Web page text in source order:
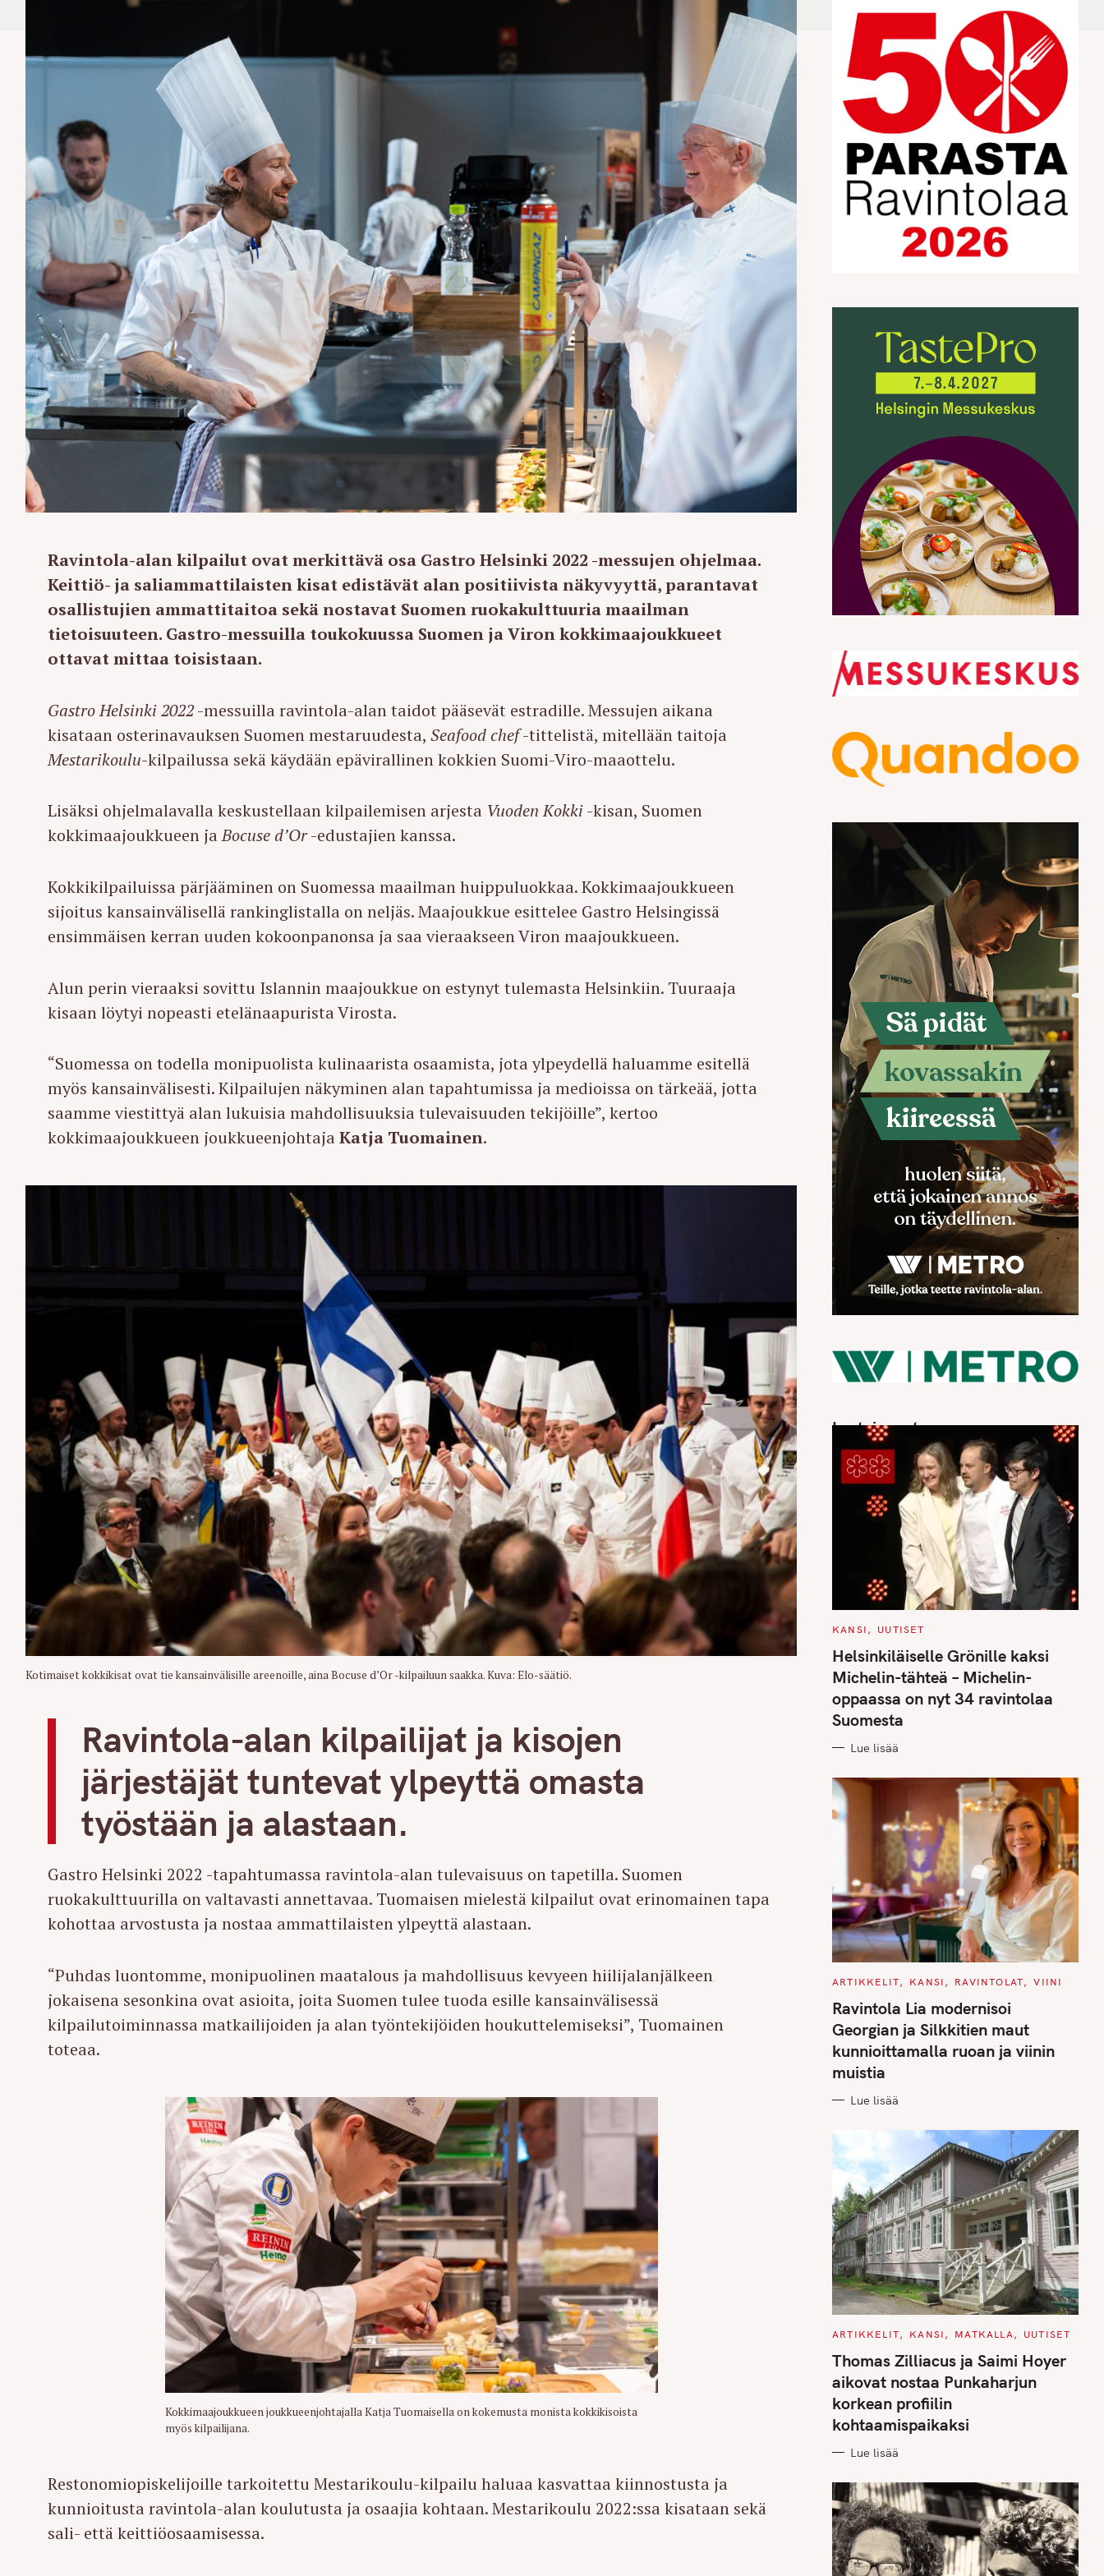
Ravintola-alan kilpailut ovat merkittävä osa Gastro Helsinki 2022 -messujen ohjelmaa.
Keittiö- ja saliammattilaisten kisat edistävät alan positiivista näkyvyyttä, parantavat
osallistujien ammattitaitoa sekä nostavat Suomen ruokakulttuuria maailman
tietoisuuteen. Gastro-messuilla toukokuussa Suomen ja Viron kokkimaajoukkueet
ottavat mittaa toisistaan.
Gastro Helsinki 2022-messuilla ravintola-alan taidot pääsevät estradille. Messujen aikana
kisataan osterinavauksen Suomen mestaruudesta,Seafood chef-tittelistä, mitellään taitoja
Mestarikoulu-kilpailussa sekä käydään epävirallinen kokkien Suomi-Viro-maaottelu.
Lisäksi ohjelmalavalla keskustellaan kilpailemisen arjesta Vuoden Kokki-kisan, Suomen
kokkimaajoukkueen jaBocuse d’Or-edustajien kanssa.
Kokkikilpailuissa pärjääminen on Suomessa maailman huippuluokkaa. Kokkimaajoukkueen
sijoitus kansainvälisellä rankinglistalla on neljäs. Maajoukkue esittelee Gastro Helsingissä
ensimmäisen kerran uuden kokoonpanonsa ja saa vieraakseen Viron maajoukkueen.
Alun perin vieraaksi sovittu Islannin maajoukkue on estynyt tulemasta Helsinkiin. Tuuraaja
kisaan löytyi nopeasti etelänaapurista Virosta.
“Suomessa on todella monipuolista kulinaarista osaamista, jota ylpeydellä haluamme esitellä
myös kansainvälisesti. Kilpailujen näkyminen alan tapahtumissa ja medioissa on tärkeää, jotta
saamme viestittyä alan lukuisia mahdollisuuksia tulevaisuuden tekijöille”, kertoo
kokkimaajoukkueen joukkueenjohtajaKatja Tuomainen.
Kotimaiset kokkikisat ovat tie kansainvälisille areenoille, aina Bocuse d’Or -kilpailuun saakka. Kuva: Elo-säätiö.
Ravintola-alan kilpailijat ja kisojen
järjestäjät tuntevat ylpeyttä omasta
työstään ja alastaan.
Gastro Helsinki 2022 -tapahtumassa ravintola-alan tulevaisuus on tapetilla. Suomen
ruokakulttuurilla on valtavasti annettavaa. Tuomaisen mielestä kilpailut ovat erinomainen tapa
kohottaa arvostusta ja nostaa ammattilaisten ylpeyttä alastaan.
“Puhdas luontomme, monipuolinen maatalous ja mahdollisuus kevyeen hiilijalanjälkeen
jokaisena sesonkina ovat asioita, joita Suomen tulee tuoda esille kansainvälisessä
kilpailutoiminnassa matkailijoiden ja alan työntekijöiden houkuttelemiseksi”, Tuomainen
toteaa.
Kokkimaajoukkueen joukkueenjohtajalla Katja Tuomaisella on kokemusta monista kokkikisoista
myös kilpailijana.
Restonomiopiskelijoille tarkoitettu Mestarikoulu-kilpailu haluaa kasvattaa kiinnostusta ja
kunnioitusta ravintola-alan koulutusta ja osaajia kohtaan. Mestarikoulu 2022:ssa kisataan sekä
sali- että keittiöosaamisessa.
Luetuimmat
C
T
E
G
O
I
E
S
KANSI UUTISET
Helsinkiläiselle Grönille kaksi
Michelin-tähteä – Michelin-
oppaassa on nyt 34 ravintolaa
Suomesta
Lue lisää
C
T
E
G
O
R
I
S
ARTIKKELIT KANSI RAVINTOLAT VIINI
Ravintola Lia modernisoi
Georgian ja Silkkitien maut
kunnioittamalla ruoan ja viinin
muistia
Lue lisää
C
T
E
O
R
I
E
S
ARTIKKELIT KANSI MATKALLA UUTISET
Thomas Zilliacus ja Saimi Hoyer
aikovat nostaa Punkaharjun
korkean profiilin
kohtaamispaikaksi
Lue lisää
e
a
r
c
h
f
o
r
Press Esc to cancel.